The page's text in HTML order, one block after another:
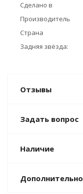
Сделано в
Производитель
Страна
Задняя звёзда:
Отзывы
Задать вопрос
Наличие
Дополнительно